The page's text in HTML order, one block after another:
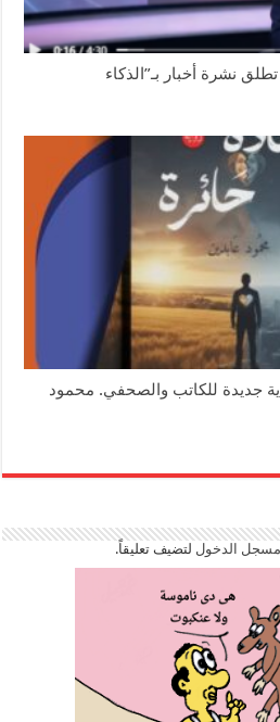
نشرة أخبار بـ”الذكاء
جديدة للكاتب والصحفي. محمود
مسجل الدخوللتضيف تعليقاً.